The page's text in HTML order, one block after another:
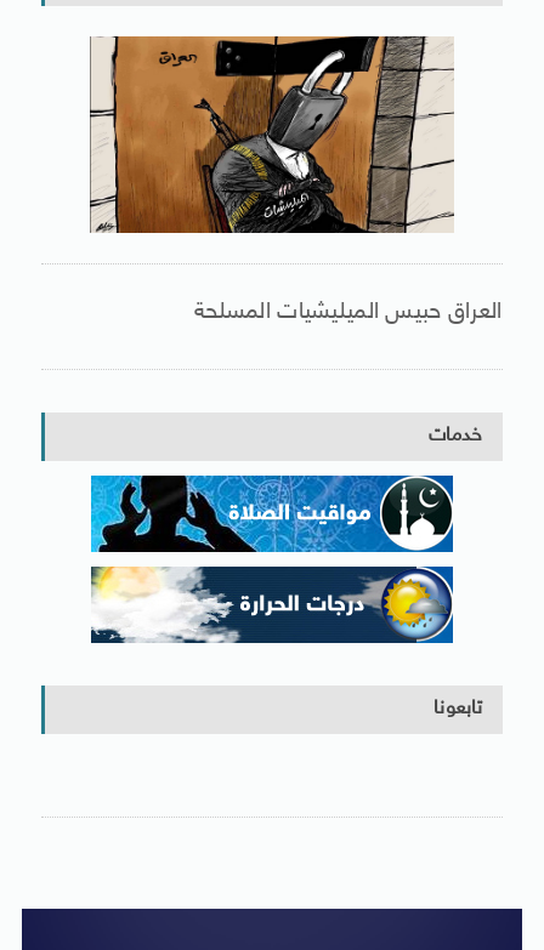
العراق حبيس الميليشيات المسلحة
خدمات
تابعونا